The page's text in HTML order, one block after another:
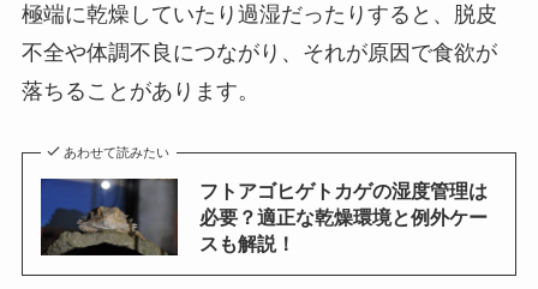
極端に乾燥していたり過湿だったりすると、脱皮
不全や体調不良につながり、それが原因で食欲が
落ちることがあります。
あわせて読みたい
フトアゴヒゲトカゲの湿度管理は
必要？適正な乾燥環境と例外ケー
スも解説！